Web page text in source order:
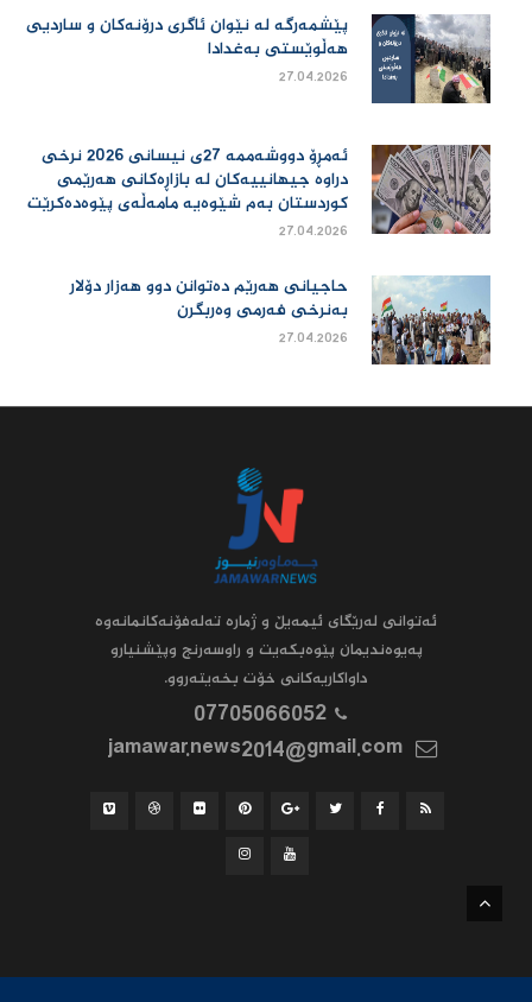
پێشمەرگە لە نێوان ئاگری درۆنەکان و ساردیی
هەڵوێستی بەغدادا
27.04.2026
ئەمڕۆ دووشەممە 27ی نیسانی 2026 نرخی
دراوە جیهانییەكان لە بازاڕەكانی هەرێمی
كوردستان بەم شێوەیە مامەڵەی پێوەدەكرێت
27.04.2026
حاجیانی هەرێم دەتوانن دوو هەزار دۆلار
بەنرخی فەرمی وەربگرن
27.04.2026
ئه‌توانى له‌رێگاى ئیمه‌یڵ و ژماره‌ ته‌له‌فۆنه‌کانمانه‌وه‌
په‌یوه‌ندیمان پێوه‌بکه‌یت و راوسه‌رنج وپێشنیارو
داواکاریه‌کانى خۆت بخه‌یته‌روو.
07705066052
jamawar.news2014@gmail.com